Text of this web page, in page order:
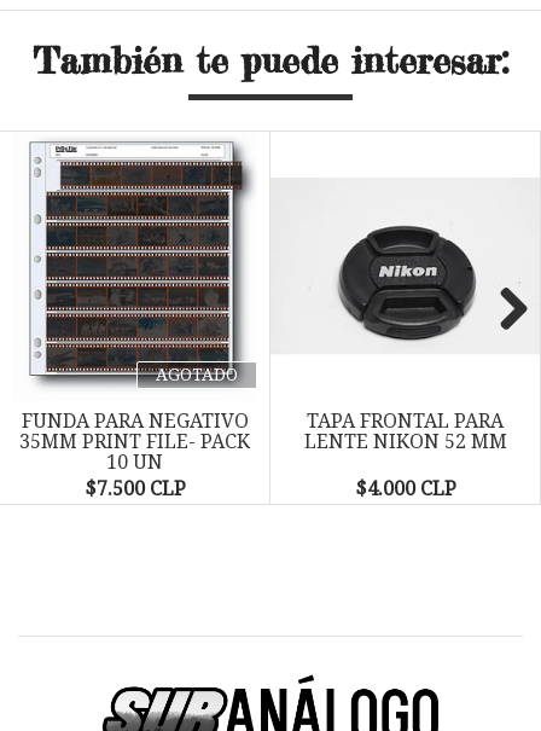
También te puede interesar:
AGOTADO
FUNDA PARA NEGATIVO
35MM PRINT FILE- PACK
10 UN
$7.500 CLP
TAPA FRONTAL PARA
LENTE NIKON 52 MM
$4.000 CLP